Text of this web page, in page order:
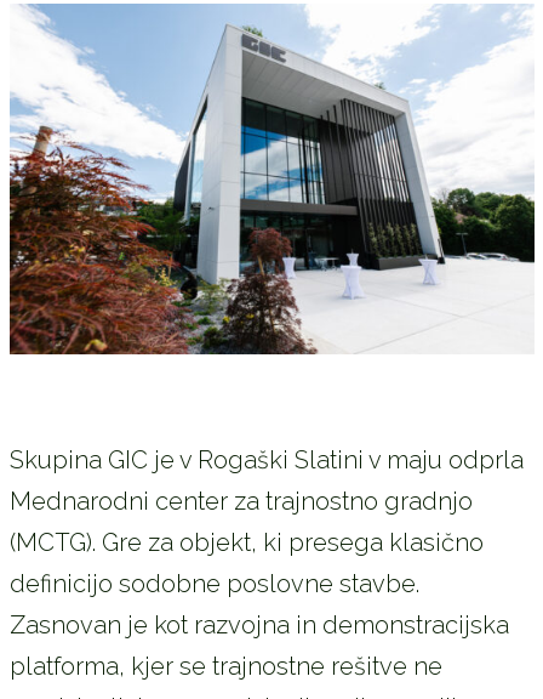
Skupina GIC je v Rogaški Slatini v maju odprla
Mednarodni center za trajnostno gradnjo
(MCTG). Gre za objekt, ki presega klasično
definicijo sodobne poslovne stavbe.
Zasnovan je kot razvojna in demonstracijska
platforma, kjer se trajnostne rešitve ne